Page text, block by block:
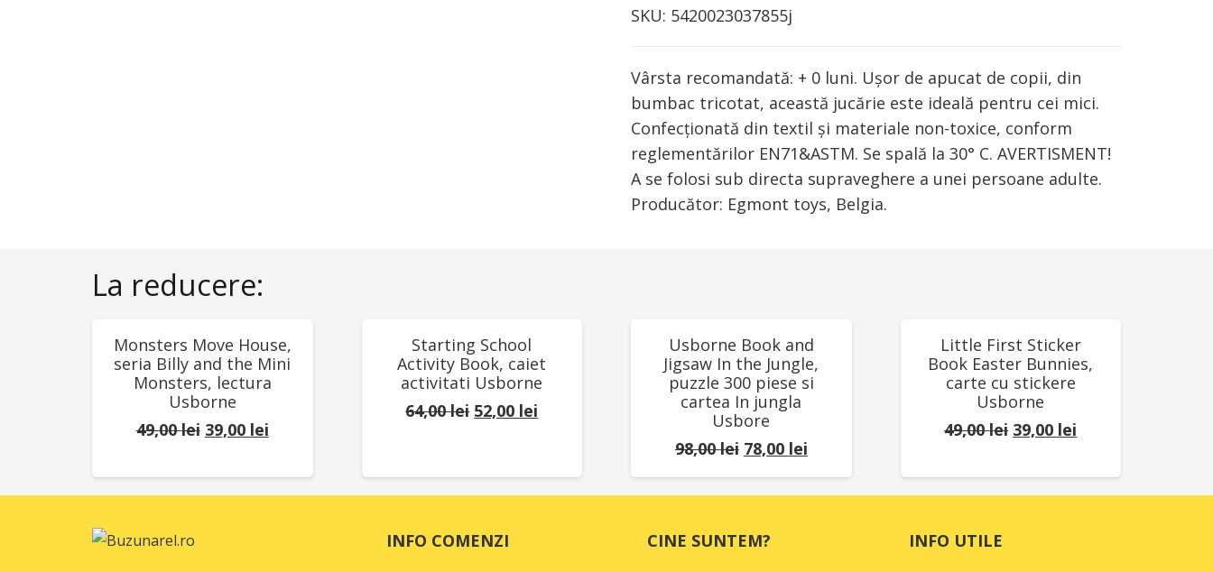
Juliette
SKU: 5420023037855j
Vârsta recomandată: + 0 luni. Ușor de apucat de copii, din
bumbac tricotat, această jucărie este ideală pentru cei mici.
Confecţionată din textil şi materiale non-toxice, conform
reglementărilor EN71&ASTM. Se spală la 30° C. AVERTISMENT!
A se folosi sub directa supraveghere a unei persoane adulte.
Producător: Egmont toys, Belgia.
La reducere:
REDUCERI!
Monsters Move House,
seria Billy and the Mini
Monsters, lectura
Usborne
49,00lei Prețul
a
39,00 leiPrețul
este:
REDUCERI!
Starting School
Activity Book, caiet
activitati Usborne
64,00lei Prețul
fost:
52,00 lei
52,00 lei.
REDUCERI!
Usborne Book and
Jigsaw In the Jungle,
puzzle 300 piese si
cartea In jungla
Usbore
98,00lei Prețul
inițial
a
98,00 lei.
78,00 leiPrețul
curent
este:
REDUCERI!
Little First Sticker
Book Easter Bunnies,
carte cu stickere
Usborne
49,00lei Prețul
a
39,00 lei
este:
INFO COMENZI
CINE SUNTEM? INFO UTILE